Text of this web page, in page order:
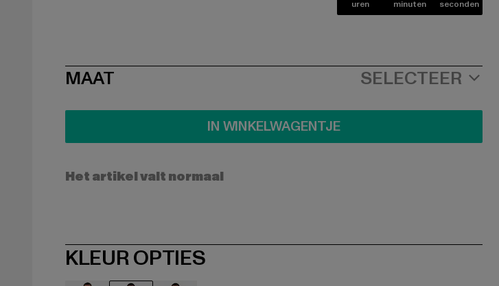
uren minuten seconden
SIZE
MAAT SELECTEER
IN WINKELWAGENTJE
Het artikel valt normaal
KLEUR OPTIES